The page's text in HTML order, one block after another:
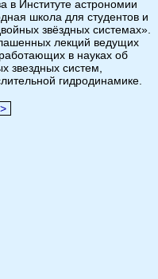
Институте астрономии
школа для студентов и
звёздных системах».
лекций ведущих
в науках об
звездных систем,
гидродинамике.